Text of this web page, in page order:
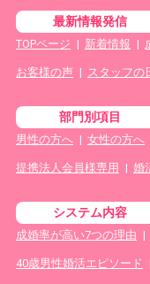
最新情報発信
TOPページ | 新着情報 |
お客様の声| スタッフの
部門別項目
男性の方へ| 女性の方へ
提携法人会員様専用 | 婚
システム内容
成婚率が高い7つの理由 |
40歳男性婚活エピソード |